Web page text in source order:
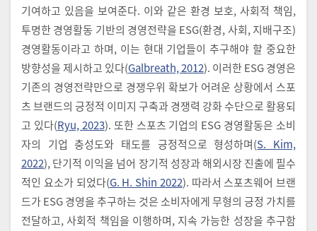
기여하고 있음을 보여준다. 이와 같은 환경 보호, 사회적 책임,
투명한 경영활동 기반의 경영전략을 ESG(환경, 사회, 지배구조)
경영활동이라고 하며, 이는 현대 기업들이 추구해야 할 중요한
방향성을 제시하고 있다(Galbreath, 2012). 이러한 ESG 경영은
기존의 경영전략만으로 경쟁우위 확보가 어려운 상황에서 스포
츠 브랜드의 긍정적 이미지 구축과 경쟁력 강화 수단으로 활용되
고 있다(Ryu, 2023). 또한 스포츠 기업의 ESG 경영활동은 소비
자의 기업 충성도와 태도를 긍정적으로 형성하며(S. Kim,
2022), 단기적 이익을 넘어 장기적 성장과 해외시장 진출에 필수
적인 요소가 되었다(G. H. Shin 2022). 따라서 스포츠웨어 브랜
드가 ESG 경영을 추구하는 것은 소비자에게 무형의 긍정 가치를
전달하고, 사회적 책임을 이행하며, 지속 가능한 성장을 추구함